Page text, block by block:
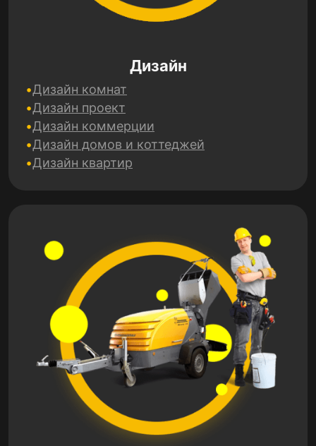
Дизайн
Дизайн комнат
Дизайн проект
Дизайн коммерции
Дизайн домов и коттеджей
Дизайн квартир